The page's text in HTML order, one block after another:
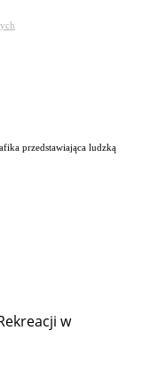
przedstawiająca ludzką
w